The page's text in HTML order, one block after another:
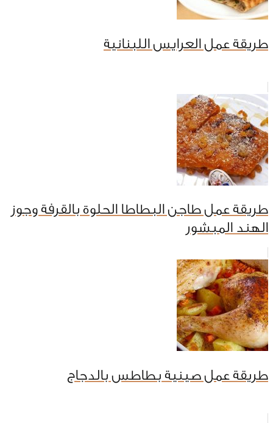
طريقة عمل العرايس اللبنانية
طريقة عمل طاجن البطاطا الحلوة بالقرفة وجوز
الهند المبشور
طريقة عمل صينية بطاطس بالدجاج